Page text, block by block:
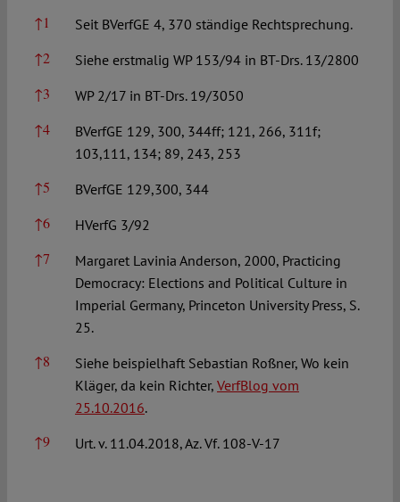
References
↑1 Seit BVerfGE 4, 370 ständige Rechtsprechung.
↑2 Siehe erstmalig WP 153/94 in BT-Drs. 13/2800
↑3 WP 2/17 in BT-Drs. 19/3050
↑4
BVerfGE 129, 300, 344ff; 121, 266, 311f;
103,111, 134; 89, 243, 253
↑5 BVerfGE 129,300, 344
↑6 HVerfG 3/92
↑7
Margaret Lavinia Anderson, 2000, Practicing
Democracy: Elections and Political Culture in
Imperial Germany, Princeton University Press, S.
25.
↑8
Siehe beispielhaft Sebastian Roßner, Wo kein
Kläger, da kein Richter, VerfBlog vom
25.10.2016.
↑9 Urt. v. 11.04.2018, Az. Vf. 108-V-17